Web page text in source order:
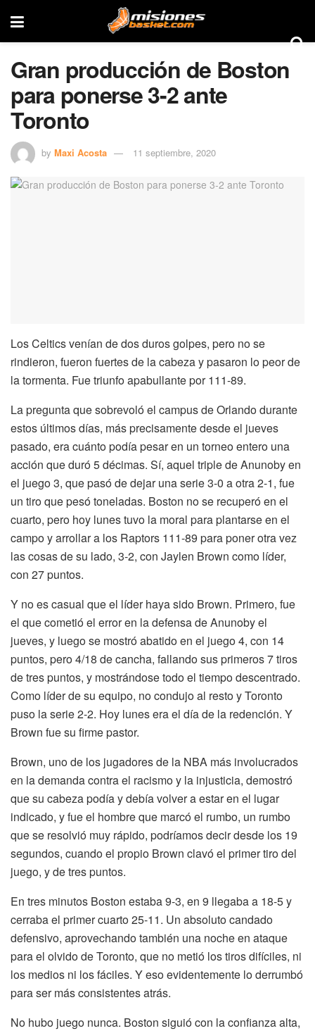
Gran producción de Boston
para ponerse 3-2 ante
Toronto
by Maxi Acosta 11 septiembre, 2020
Los Celtics venían de dos duros golpes, pero no se
rindieron, fueron fuertes de la cabeza y pasaron lo peor de
la tormenta. Fue triunfo apabullante por 111-89.
La pregunta que sobrevoló el campus de Orlando durante
estos últimos días, más precisamente desde el jueves
pasado, era cuánto podía pesar en un torneo entero una
acción que duró 5 décimas. Sí, aquel triple de Anunoby en
el juego 3, que pasó de dejar una serie 3-0 a otra 2-1, fue
un tiro que pesó toneladas. Boston no se recuperó en el
cuarto, pero hoy lunes tuvo la moral para plantarse en el
campo y arrollar a los Raptors 111-89 para poner otra vez
las cosas de su lado, 3-2, con Jaylen Brown como líder,
con 27 puntos.
Y no es casual que el líder haya sido Brown. Primero, fue
el que cometió el error en la defensa de Anunoby el
jueves, y luego se mostró abatido en el juego 4, con 14
puntos, pero 4/18 de cancha, fallando sus primeros 7 tiros
de tres puntos, y mostrándose todo el tiempo descentrado.
Como líder de su equipo, no condujo al resto y Toronto
puso la serie 2-2. Hoy lunes era el día de la redención. Y
Brown fue su firme pastor.
Brown, uno de los jugadores de la NBA más involucrados
en la demanda contra el racismo y la injusticia, demostró
que su cabeza podía y debía volver a estar en el lugar
indicado, y fue el hombre que marcó el rumbo, un rumbo
que se resolvió muy rápido, podríamos decir desde los 19
segundos, cuando el propio Brown clavó el primer tiro del
juego, y de tres puntos.
En tres minutos Boston estaba 9-3, en 9 llegaba a 18-5 y
cerraba el primer cuarto 25-11. Un absoluto candado
defensivo, aprovechando también una noche en ataque
para el olvido de Toronto, que no metió los tiros difíciles, ni
los medios ni los fáciles. Y eso evidentemente lo derrumbó
para ser más consistentes atrás.
No hubo juego nunca. Boston siguió con la confianza alta,